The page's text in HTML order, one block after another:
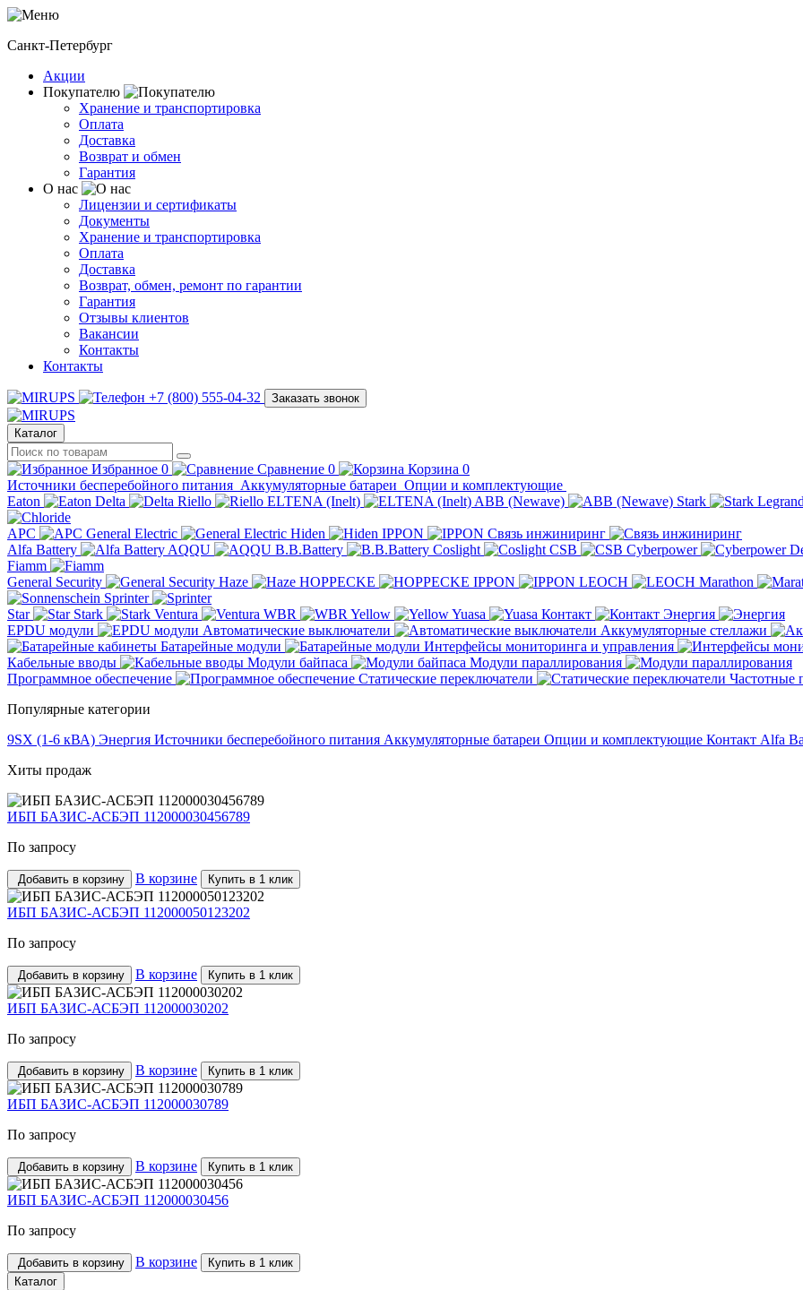
Санкт-Петербург
Акции
Покупателю
Хранение и транспортировка
Оплата
Доставка
Возврат и обмен
Гарантия
О нас
Лицензии и сертификаты
Документы
Хранение и транспортировка
Оплата
Доставка
Возврат, обмен, ремонт по гарантии
Гарантия
Отзывы клиентов
Вакансии
Контакты
Контакты
+7 (800) 555-04-32 Заказать звонок
Каталог
Избранное 0 Сравнение 0 Корзина 0
Источники бесперебойного питания Аккумуляторные батареи Опции и комплектующие
Eaton
Delta Riello ELTENA (Inelt) ABB (Newave) Stark Legrand
APC General Electric Hiden IPPON
Связь инжиниринг
Alfa Battery
AQQU B.B.Battery Coslight CSB Cyberpower
Fiamm
General Security
Haze HOPPECKE IPPON LEOCH Marathon
Sprinter
Star
Stark Ventura WBR Yellow Yuasa Контакт
Энергия
EPDU модули
Автоматические выключатели Аккумуляторные стеллажи
Батарейные модули
Интерфейсы мониторинга и управления
Кабельные вводы
Модули байпаса
Модули параллирования
Программное обеспечение
Статические переключатели
Частотные
Популярные категории
9SX (1-6 кВА) Энергия Источники бесперебойного питания Аккумуляторные батареи Опции и комплектующие Контакт Alfa
Хиты продаж
ИБП БАЗИС-АСБЭП 112000030456789
По запросу
Добавить в корзину В корзине Купить в 1 клик
ИБП БАЗИС-АСБЭП 112000050123202
По запросу
Добавить в корзину В корзине Купить в 1 клик
ИБП БАЗИС-АСБЭП 112000030202
По запросу
Добавить в корзину В корзине Купить в 1 клик
ИБП БАЗИС-АСБЭП 112000030789
По запросу
Добавить в корзину В корзине Купить в 1 клик
ИБП БАЗИС-АСБЭП 112000030456
По запросу
Добавить в корзину В корзине
Купить в 1 клик
Каталог